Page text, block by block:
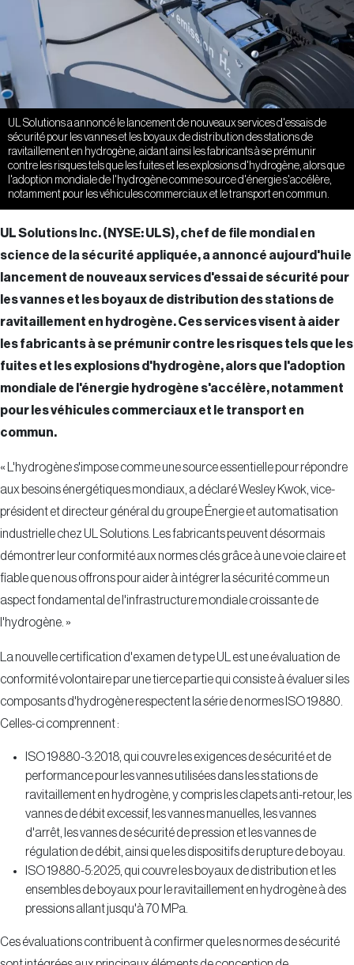
UL Solutions a annoncé le lancement de nouveaux services d'essais de
sécurité pour les vannes et les boyaux de distribution des stations de
ravitaillement en hydrogène, aidant ainsi les fabricants à se prémunir
contre les risques tels que les fuites et les explosions d'hydrogène, alors que
l'adoption mondiale de l'hydrogène comme source d'énergie s'accélère,
notamment pour les véhicules commerciaux et le transport en commun.
UL Solutions Inc. (NYSE: ULS), chef de file mondial en
science de la sécurité appliquée, a annoncé aujourd'hui le
lancement de nouveaux services d'essai de sécurité pour
les vannes et les boyaux de distribution des stations de
ravitaillement en hydrogène. Ces services visent à aider
les fabricants à se prémunir contre les risques tels que les
fuites et les explosions d'hydrogène, alors que l'adoption
mondiale de l'énergie hydrogène s'accélère, notamment
pour les véhicules commerciaux et le transport en
commun.
« L'hydrogène s'impose comme une source essentielle pour répondre
aux besoins énergétiques mondiaux, a déclaré Wesley Kwok, vice-
président et directeur général du groupe Énergie et automatisation
industrielle chez UL Solutions. Les fabricants peuvent désormais
démontrer leur conformité aux normes clés grâce à une voie claire et
fiable que nous offrons pour aider à intégrer la sécurité comme un
aspect fondamental de l'infrastructure mondiale croissante de
l'hydrogène. »
La nouvelle certification d'examen de type UL est une évaluation de
conformité volontaire par une tierce partie qui consiste à évaluer si les
composants d'hydrogène respectent la série de normes ISO 19880.
Celles-ci comprennent :
ISO 19880-3:2018, qui couvre les exigences de sécurité et de
performance pour les vannes utilisées dans les stations de
ravitaillement en hydrogène, y compris les clapets anti-retour, les
vannes de débit excessif, les vannes manuelles, les vannes
d'arrêt, les vannes de sécurité de pression et les vannes de
régulation de débit, ainsi que les dispositifs de rupture de boyau.
ISO 19880-5:2025, qui couvre les boyaux de distribution et les
ensembles de boyaux pour le ravitaillement en hydrogène à des
pressions allant jusqu'à 70 MPa.
Ces évaluations contribuent à confirmer que les normes de sécurité